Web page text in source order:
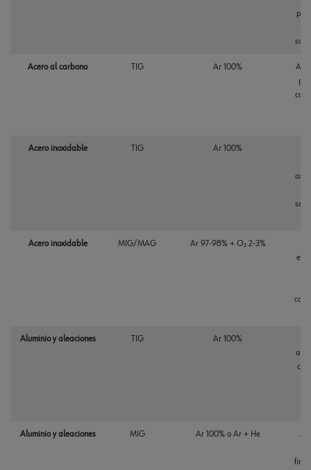
Acero al carbono TIG Ar 100%
Acero inoxidable TIG Ar 100%
Acero inoxidable MIG/MAG Ar 97-98% + O₂ 2-3%
Aluminio y aleaciones TIG Ar 100%
con
Aluminio y aleaciones MIG Ar 100% o Ar + He
Ar